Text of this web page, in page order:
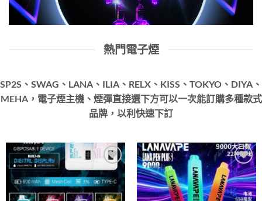
熱門電子煙
SP2S、SWAG、LANA、ILIA、RELX、KISS、TOKYO、DIYA、
MEHA，電子煙主機、煙彈直接選下方可以一次能訂購多種款式
品牌，以利快速下訂
Add to
wishlist
Add to
wishlist